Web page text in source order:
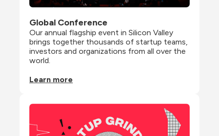
Global Conference
Our annual flagship event in Silicon Valley
brings together thousands of startup teams,
investors and organizations from all over the
world.
Learn more